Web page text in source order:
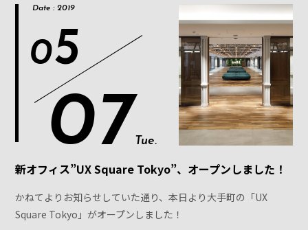
Date : 2019
05
07Tue.
新オフィス”UX Square Tokyo”、オープンしました！
かねてよりお知らせしていた通り、本日より大手町の「UX
Square Tokyo」がオープンしました！